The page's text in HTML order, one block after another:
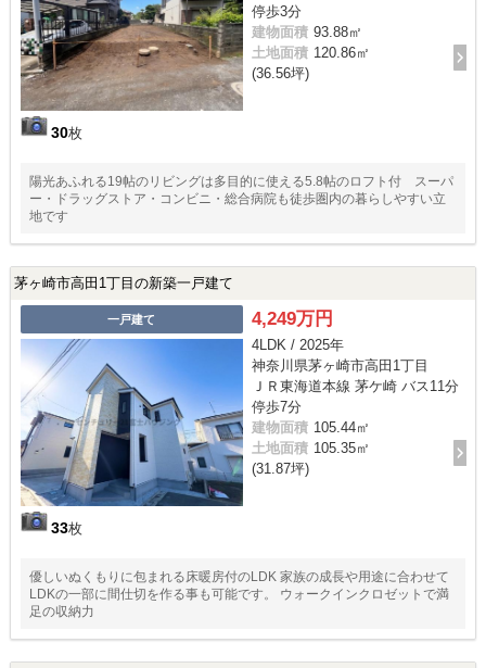
30枚
停歩3分
建物面積 93.88㎡
土地面積 120.86㎡
(36.56坪)
陽光あふれる19帖のリビングは多目的に使える5.8帖のロフト付 スーパ
ー・ドラッグストア・コンビニ・総合病院も徒歩圏内の暮らしやすい立
地です
茅ヶ崎市高田1丁目の新築一戸建て
一戸建て
33枚
4,249万円
4LDK / 2025年
神奈川県茅ヶ崎市高田1丁目
ＪＲ東海道本線 茅ケ崎 バス11分
停歩7分
建物面積 105.44㎡
土地面積 105.35㎡
(31.87坪)
優しいぬくもりに包まれる床暖房付のLDK 家族の成長や用途に合わせて
LDKの一部に間仕切を作る事も可能です。 ウォークインクロゼットで満
足の収納力